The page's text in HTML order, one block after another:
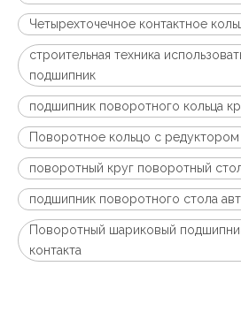
Четырехточечное контактное
строительная техника
подшипник
подшипник поворотного кольца
Поворотное кольцо с редуктором
поворотный круг поворотный
подшипник поворотного стола
Поворотный шариковый
контакта